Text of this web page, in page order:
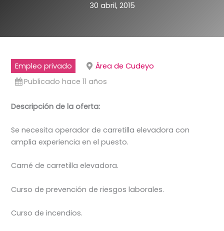
30 abril, 2015
Empleo privado
Área de Cudeyo
Publicado hace 11 años
Descripción de la oferta:
Se necesita operador de carretilla elevadora con
amplia experiencia en el puesto.
Carné de carretilla elevadora.
Curso de prevención de riesgos laborales.
Curso de incendios.